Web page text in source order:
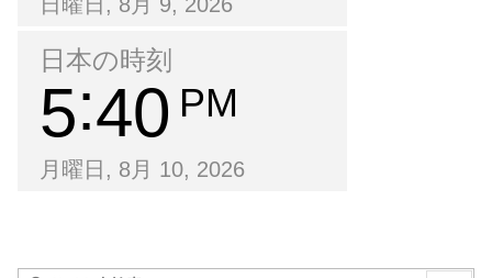
日本の時刻
5 40 PM
月曜日, 8月 10, 2026